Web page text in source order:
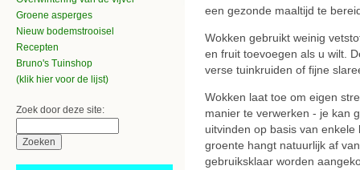
Groene asperges
Nieuw bodemstrooisel
Recepten
Bruno's Tuinshop
(klik hier voor de lijst)
Zoek door deze site:
een gezonde maaltijd te
Wokken gebruikt weinig
en fruit toevoegen als u wilt.
verse tuinkruiden of fijne
Wokken laat toe om eigen
manier te verwerken - je kan
uitvinden op basis van
groente hangt natuurlijk af
gebruiksklaar worden